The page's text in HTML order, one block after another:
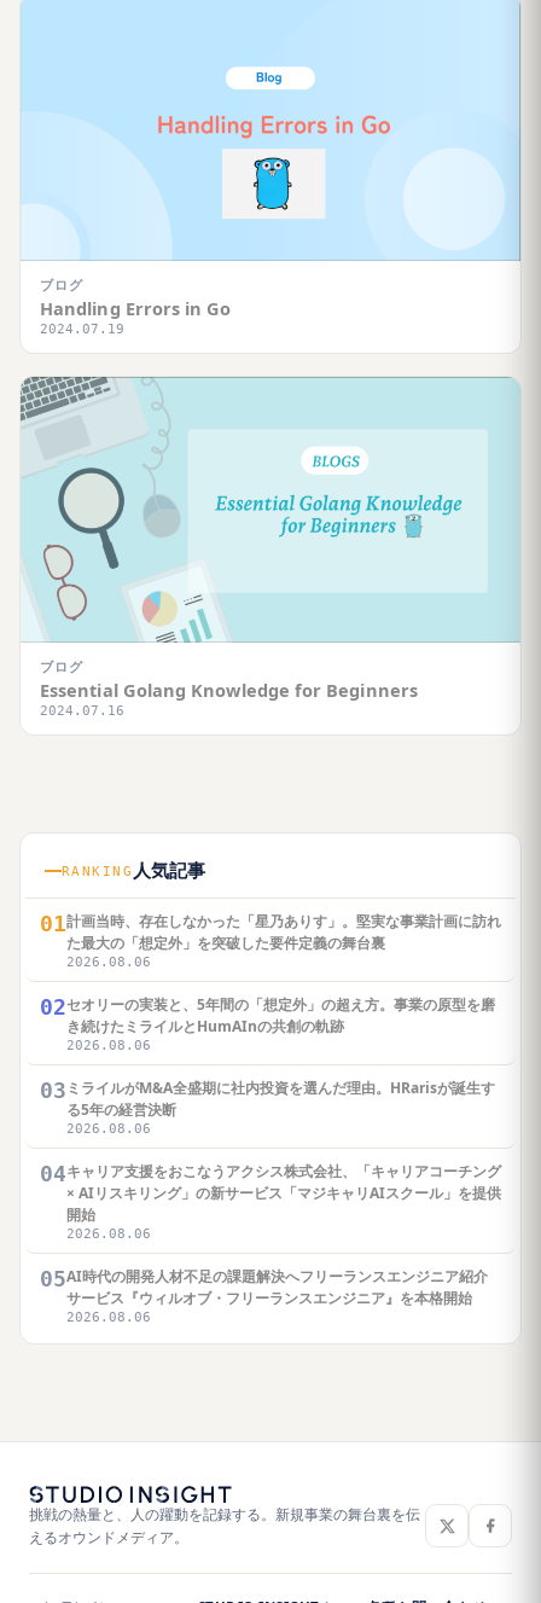
ブログ
Handling Errors in Go
2024.07.19
ブログ
Essential Golang Knowledge for Beginners
2024.07.16
RANKING 人気記事
01計画当時、存在しなかった「星乃ありす」。堅実な事業計画に訪れ
た最大の「想定外」を突破した要件定義の舞台裏
2026.08.06
02セオリーの実装と、5年間の「想定外」の超え方。事業の原型を磨
き続けたミライルとHumAInの共創の軌跡
2026.08.06
03 ミライルがM&A全盛期に社内投資を選んだ理由。HRarisが誕生す
る5年の経営決断
2026.08.06
04キャリア支援をおこなうアクシス株式会社、「キャリアコーチング
× AIリスキリング」の新サービス「マジキャリAIスクール」を提供
開始
2026.08.06
05AI時代の開発人材不足の課題解決へフリーランスエンジニア紹介
サービス『ウィルオブ・フリーランスエンジニア』を本格開始
2026.08.06
挑戦の熱量と、人の躍動を記録する。新規事業の舞台裏を伝
えるオウンドメディア。